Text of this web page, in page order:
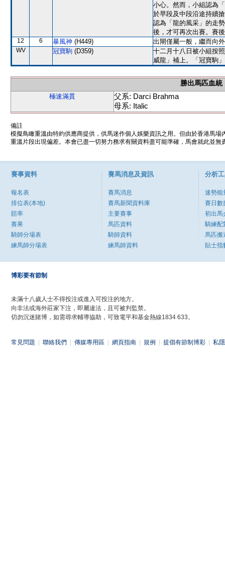
小心。然而，小組認為
於早段及中段沿途持續
認為「龍的風采」的走
後，才可再次出賽。賽
12 6 暴風神 (H449) 出閘僅屬一般，繼而向
WV 冠寶駒 (D359)
十二月十八日被小組按
威龍」補上。「冠寶駒
勝出馬匹血統
極速滿貫
父系: Darci Brahma
母系: Italic
備註
模擬鳥瞰重溫由特約供應商提供，供馬迷作個人娛樂資訊之用。但由於香港馬
重溫片段出現偏差。本會已盡一切努力務求有關資料盡可能準確，馬會就此並
賽事資料
報名表
排位表(本地)
賠率
賽果
騎師分場表
練馬師分場表
賽馬消息及資訊
賽馬消息
賽馬新聞資料庫
主要賽事
馬匹資料
騎師資料
練馬師資料
分析
速勢能
賽日數
初出馬
騎練配
馬匹搬
貼士指
博彩要有節制
未滿十八歲人士不得投注或進入可投注的地方。
向非法或海外莊家下注，即屬違法，且可被判監禁。
切勿沉迷賭博，如需尋求輔導協助，可致電平和基金熱線1834 633。
常見問題 聯絡我們 傳媒專用區 網頁指南 規例 提倡有節制博彩 私